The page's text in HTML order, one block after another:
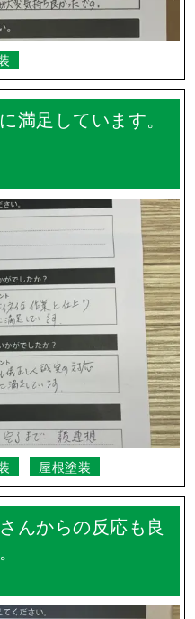
満足しています。
屋根塗装
んからの反応も良